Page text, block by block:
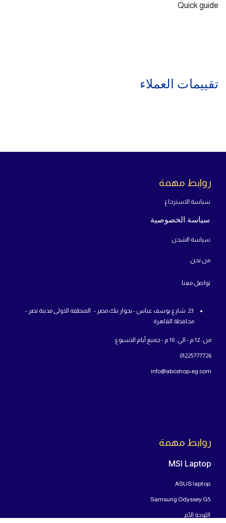
Quick guide
تقييمات العملاء
روابط مهمة
سياسة الاسترجاع
سياسة الخصوصية
سياسة الشحن
من نحن
تواصل معنا
23 شارع يوسف عباس - بجوار بنك مصر - المنطقة الاولى مدينة نصر -
محافظة القاهرة
من : 12 م - الي : 10 م - جميع أيام الاسبوع
01225777726
info@abcshop-eg.com
روابط مهمة
MSI Laptop
ASUS laptop
Samsung Odyssey G5
اللوحة الأم